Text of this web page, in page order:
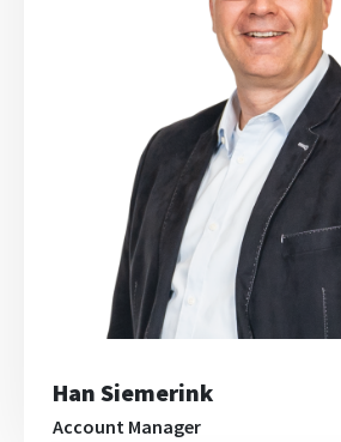
Han Siemerink
Account Manager